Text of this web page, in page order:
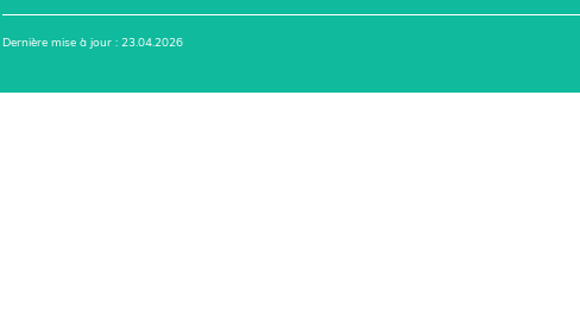
Dernière mise à jour : 23.04.2026